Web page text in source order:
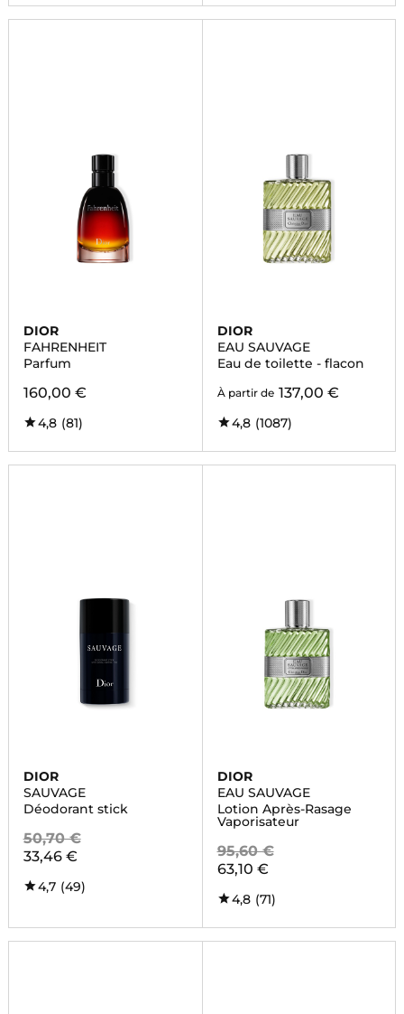
DIOR
FAHRENHEIT
Parfum
160,00 €
4,8 (81)
DIOR
EAU SAUVAGE
Eau de toilette - flacon
À partir de 137,00 €
4,8 (1087)
DIOR
SAUVAGE
Déodorant stick
50,70 €
33,46 €
4,7 (49)
DIOR
EAU SAUVAGE
Lotion Après-Rasage
Vaporisateur
95,60 €
63,10 €
4,8 (71)